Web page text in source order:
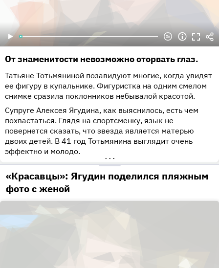
От знаменитости невозможно оторвать глаз.
Татьяне Тотьмяниной позавидуют многие, когда увидят
ее фигуру в купальнике. Фигуристка на одним смелом
снимке сразила поклонников небывалой красотой.
Супруге Алексея Ягудина, как выяснилось, есть чем
похвастаться. Глядя на спортсменку, язык не
повернется сказать, что звезда является матерью
двоих детей. В 41 год Тотьмянина выглядит очень
эффектно и молодо.
•••
«Красавцы»: Ягудин поделился пляжным
фото с женой